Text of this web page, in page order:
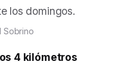
los domingos.
Sobrino
4 kilómetros